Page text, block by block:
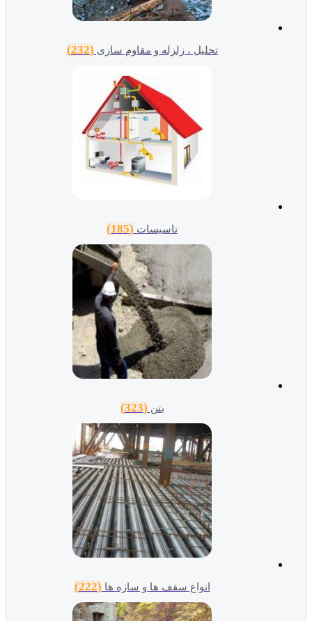
تحلیل ، زلزله و مقاوم سازی(232)
تاسیسات(185)
انواع سقف ها و سازه ها(222)